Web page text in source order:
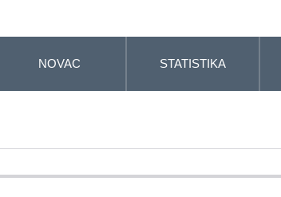
NOVAC STATISTIKA